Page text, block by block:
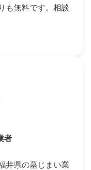
も無料です。相談
者
井県の墓じまい業